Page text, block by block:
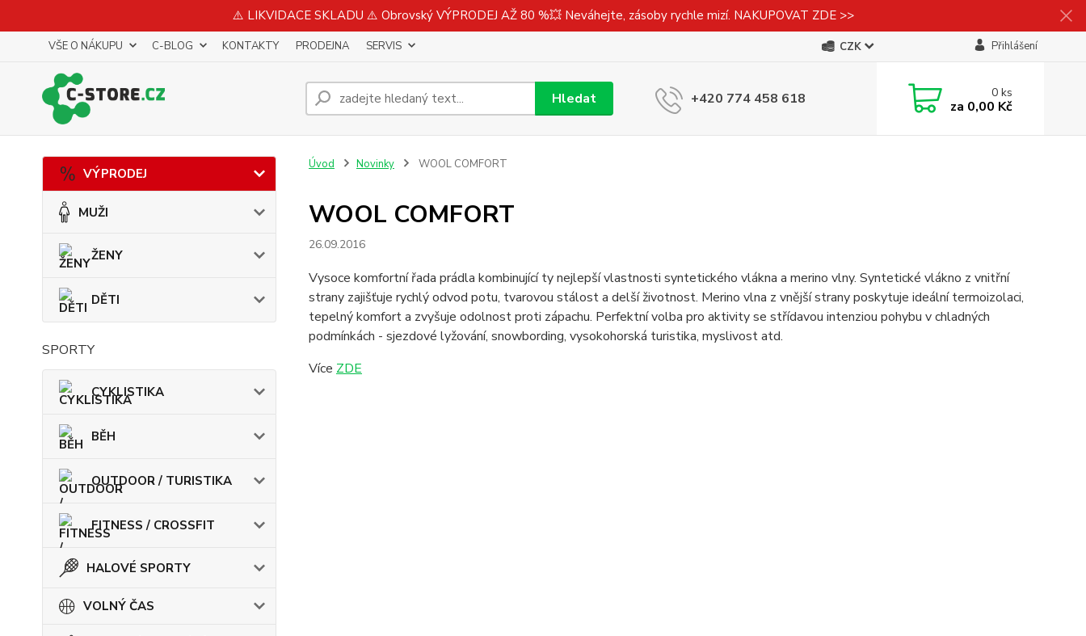
⚠️ LIKVIDACE SKLADU ⚠️ Obrovský VÝPRODEJ AŽ 80 %💥 Neváhejte, zásoby rychle mizí. NAKUPOVAT ZDE >>
VŠE O NÁKUPU C-BLOG KONTAKTY PRODEJNA SERVIS CZK Přihlášení
Hledat +420 774 458 618 0ks
za 0,00 Kč
VÝPRODEJ
MUŽI
ŽENY
DĚTI
SPORTY
CYKLISTIKA
BĚH
OUTDOOR / TURISTIKA
FITNESS / CROSSFIT
HALOVÉ SPORTY
VOLNÝ ČAS
Úvod Novinky WOOL COMFORT
WOOL COMFORT
26.09.2016
Vysoce komfortní řada prádla kombinující ty nejlepší vlastnosti syntetického vlákna a merino vlny. Syntetické vlákno z vnitřní
strany zajišťuje rychlý odvod potu, tvarovou stálost a delší životnost. Merino vlna z vnější strany poskytuje ideální termoizolaci,
tepelný komfort a zvyšuje odolnost proti zápachu. Perfektní volba pro aktivity se střídavou intenziou pohybu v chladných
podmínkách - sjezdové lyžování, snowbording, vysokohorská turistika, myslivost atd.
Více ZDE